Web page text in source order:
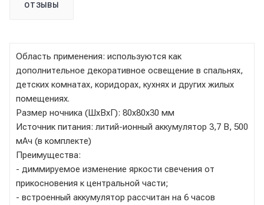
ОТЗЫВЫ
Область применения: используются как
дополнительное декоративное освещение в спальнях,
детских комнатах, коридорах, кухнях и других жилых
помещениях.
Размер ночника (ШхВхГ): 80х80х30 мм
Источник питания: литий-ионный аккумулятор 3,7 В, 500
мАч (в комплекте)
Преимущества:
- диммируемое изменение яркости свечения от
прикосновения к центральной части;
- встроенный аккумулятор рассчитан на 6 часов